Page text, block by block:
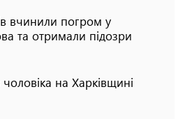
вчинили погром у
та отримали підозри
на Харківщині